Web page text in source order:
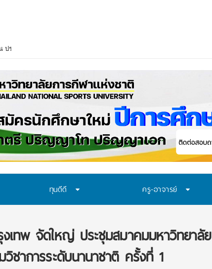
ทุนดีดี ครู-อาจารย์
เทพ จัดใหญ่ ประชุมสมาคมมหาวิทยาลัย
วิชาการระดับนานาชาติ ครั้งที่ 1